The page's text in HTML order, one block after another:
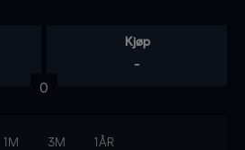
Kjøp
-
0
1M 3M 1ÅR